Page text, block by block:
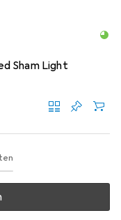
Sham Light